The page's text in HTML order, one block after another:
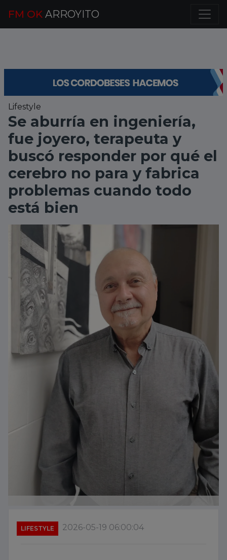
FM OK ARROYITO
Lifestyle
Se aburría en ingeniería,
fue joyero, terapeuta y
buscó responder por qué el
cerebro no para y fabrica
problemas cuando todo
está bien
LIFESTYLE 2026-05-19 06:00:04